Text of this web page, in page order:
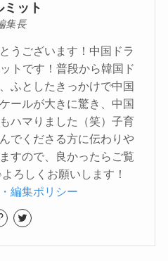
ミット
集長
うございます！中国ドラ
トです！普段から韓国ド
ふとしたきっかけで中国
ールが大きに驚き、中国
ハマりました（笑）子育
でくださる方に伝わりや
すので、良かったらご覧
ろしくお願いします！
編集ポリシー